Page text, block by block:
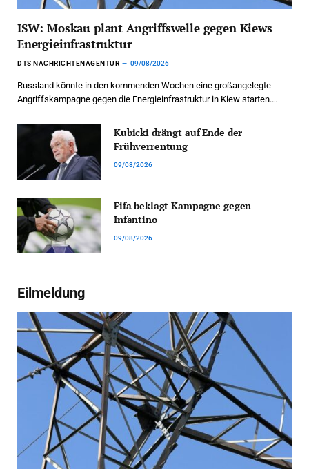
ISW: Moskau plant Angriffswelle gegen Kiews
Energieinfrastruktur
DTS NACHRICHTENAGENTUR 09/08/2026
Russland könnte in den kommenden Wochen eine großangelegte
Angriffskampagne gegen die Energieinfrastruktur in Kiew starten.…
Kubicki drängt auf Ende der
Frühverrentung
09/08/2026
Fifa beklagt Kampagne gegen
Infantino
09/08/2026
Eilmeldung